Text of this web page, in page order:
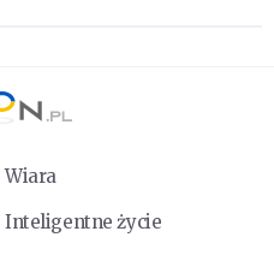
Wiara
Inteligentne życie